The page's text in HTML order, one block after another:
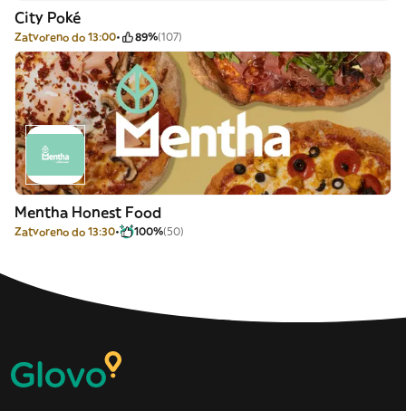
City Poké
Zatvoreno do 13:00 89%(107)
Mentha Honest Food
Zatvoreno do 13:30 100%(50)